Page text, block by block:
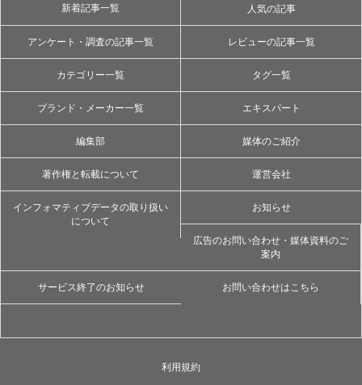
新着記事一覧 人気の記事
アンケート・調査の記事一覧 レビューの記事一覧
カテゴリー一覧 タグ一覧
ブランド・メーカー一覧 エキスパート
編集部 媒体のご紹介
著作権と転載について 運営会社
インフォマティブデータの取り扱い
について
お知らせ
広告のお問い合わせ・媒体資料のご
案内
サービス終了のお知らせ お問い合わせはこちら
利用規約